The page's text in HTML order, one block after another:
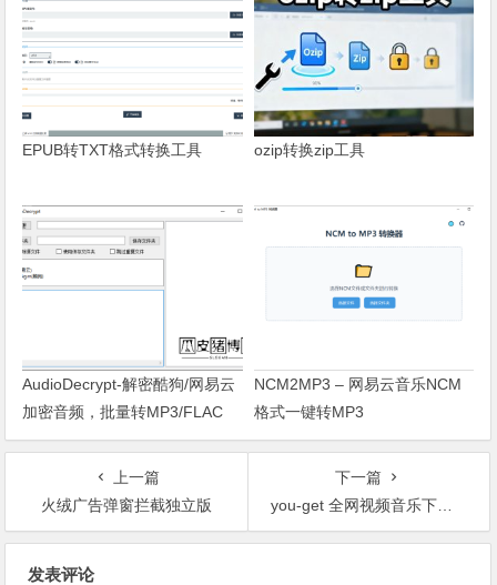
EPUB转TXT格式转换工具 ozip转换zip工具
AudioDecrypt-解密酷狗/网易云
加密音频，批量转MP3/FLAC
NCM2MP3 – 网易云音乐NCM
格式一键转MP3
上一篇
火绒广告弹窗拦截独立版
下一篇
you-get 全网视频音乐下载工具
发表评论